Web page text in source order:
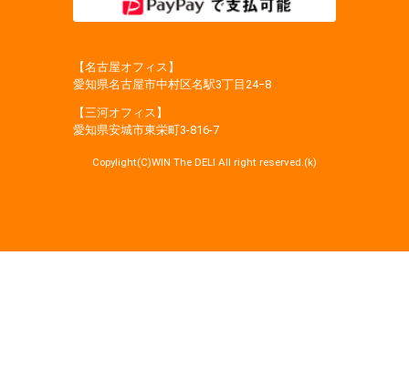
【名古屋オフィス】
愛知県名古屋市中村区名駅3丁目24−8
【三河オフィス】
愛知県安城市東栄町3‐816‐7
Copylight(C)WIN The DELI All right reserved.(k)